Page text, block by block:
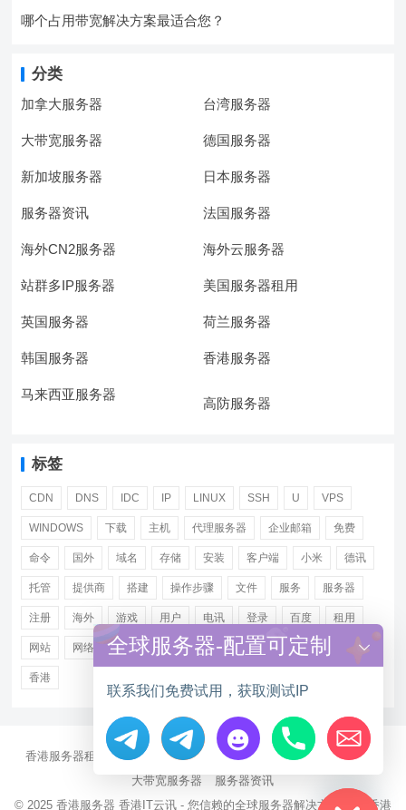
哪个占用带宽解决方案最适合您？
分类
加拿大服务器 台湾服务器
大带宽服务器 德国服务器
新加坡服务器 日本服务器
服务器资讯 法国服务器
海外CN2服务器 海外云服务器
站群多IP服务器 美国服务器租用
英国服务器 荷兰服务器
韩国服务器 香港服务器
马来西亚服务器
高防服务器
标签
CDN DNS IDC IP LINUX SSH U VPS
WINDOWS 下载 主机 代理服务器 企业邮箱 免费
命令 国外 域名 存储 安装 客户端 小米 德讯
托管 提供商 搭建 操作步骤 文件 服务 服务器
注册 海外 游戏 用户 电讯 登录 百度 租用
网站 网络 腾讯 虚拟主机 证书 配置 阿里
香港
香港服务器租用 海外CN2服务器 站群多IP服务器
海外云服务器
大带宽服务器
服务器资讯
© 2025 香港服务器 香港IT云讯 - 您信赖的全球服务器解决方案伙伴 香港
Hide chaty
全球服务器-配置可定制
联系我们免费试用，获取测试IP